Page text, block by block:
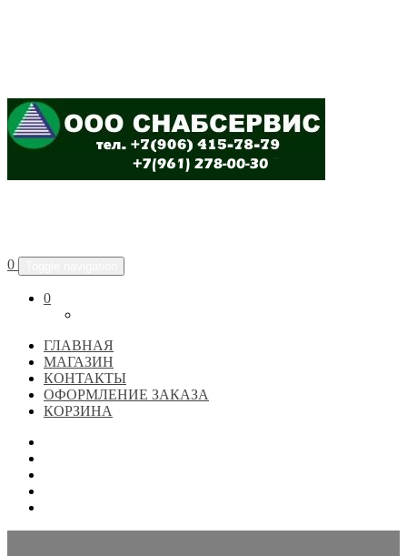
0
0
ГЛАВНАЯ
МАГАЗИН
КОНТАКТЫ
ОФОРМЛЕНИЕ ЗАКАЗА
КОРЗИНА